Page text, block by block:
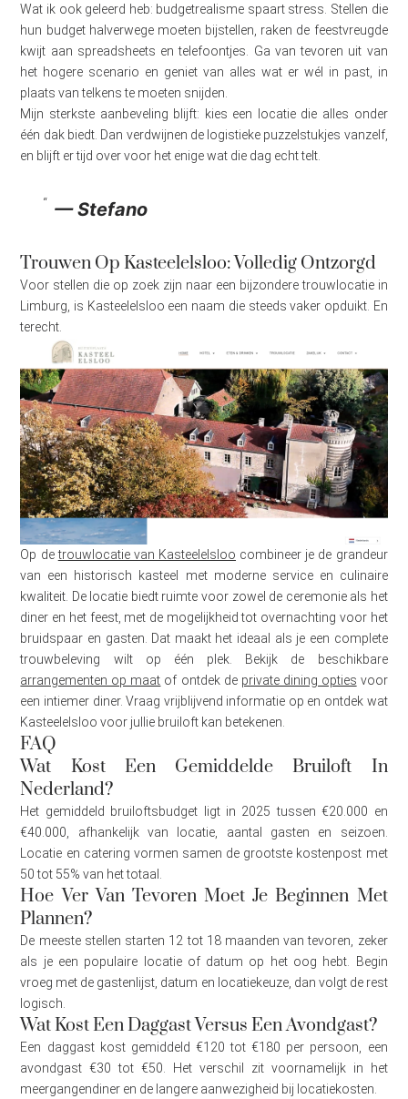
Wat ik ook geleerd heb: budgetrealisme spaart stress. Stellen die
hun budget halverwege moeten bijstellen, raken de feestvreugde
kwijt aan spreadsheets en telefoontjes. Ga van tevoren uit van
het hogere scenario en geniet van alles wat er wél in past, in
plaats van telkens te moeten snijden.
Mijn sterkste aanbeveling blijft: kies een locatie die alles onder
één dak biedt. Dan verdwijnen de logistieke puzzelstukjes vanzelf,
en blijft er tijd over voor het enige wat die dag echt telt.
— Stefano
Trouwen Op Kasteelelsloo: Volledig Ontzorgd
Voor stellen die op zoek zijn naar een bijzondere trouwlocatie in
Limburg, is Kasteelelsloo een naam die steeds vaker opduikt. En
terecht.
Op detrouwlocatie van Kasteelelsloo combineer je de grandeur
van een historisch kasteel met moderne service en culinaire
kwaliteit. De locatie biedt ruimte voor zowel de ceremonie als het
diner en het feest, met de mogelijkheid tot overnachting voor het
bruidspaar en gasten. Dat maakt het ideaal als je een complete
trouwbeleving wilt op één plek. Bekijk de beschikbare
arrangementen op maat of ontdek de private dining opties voor
een intiemer diner. Vraag vrijblijvend informatie op en ontdek wat
Kasteelelsloo voor jullie bruiloft kan betekenen.
FAQ
Wat Kost Een Gemiddelde Bruiloft In
Nederland?
Het gemiddeld bruiloftsbudget ligt in 2025 tussen €20.000 en
€40.000, afhankelijk van locatie, aantal gasten en seizoen.
Locatie en catering vormen samen de grootste kostenpost met
50 tot 55% van het totaal.
Hoe Ver Van Tevoren Moet Je Beginnen Met
Plannen?
De meeste stellen starten 12 tot 18 maanden van tevoren, zeker
als je een populaire locatie of datum op het oog hebt. Begin
vroeg met de gastenlijst, datum en locatiekeuze, dan volgt de rest
logisch.
Wat Kost Een Daggast Versus Een Avondgast?
Een daggast kost gemiddeld €120 tot €180 per persoon, een
avondgast €30 tot €50. Het verschil zit voornamelijk in het
meergangendiner en de langere aanwezigheid bij locatiekosten.